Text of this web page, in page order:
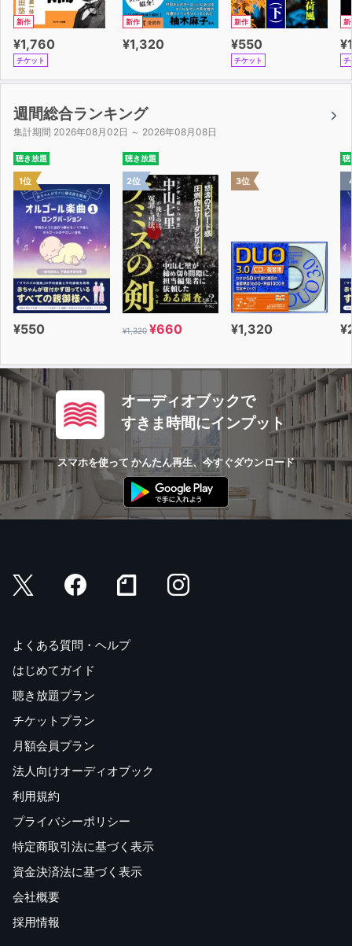
新作
¥1,760
チケット
新作
¥1,320
新作
¥550
チケット
新
チ
週間総合ランキング
集計期間 2026年08月02日 ～ 2026年08月08日
聴き放題
1位
¥550
聴き放題
2位
¥1,320 ¥660
3位
¥1,320
聴
オーディオブックで
すきま時間にインプット
スマホを使って かんたん再生、今すぐダウンロード
よくある質問・ヘルプ
はじめてガイド
聴き放題プラン
チケットプラン
月額会員プラン
法人向けオーディオブック
利用規約
プライバシーポリシー
特定商取引法に基づく表示
資金決済法に基づく表示
会社概要
採用情報